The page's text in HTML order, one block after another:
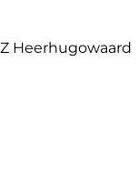
Heerhugowaard